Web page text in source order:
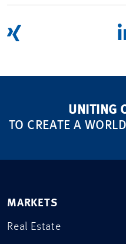
UNITING
TO CREATE A
MARKETS
Real Estate